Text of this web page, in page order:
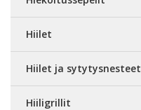
Hiilet
Hiilet ja sytytysnesteet
Hiiligrillit